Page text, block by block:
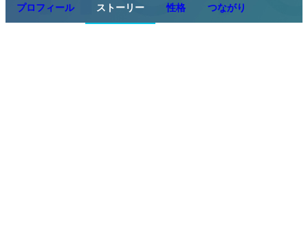
プロフィール ストーリー 性格 つながり